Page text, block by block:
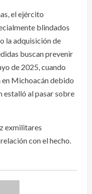
el ejército
blindados
la adquisición de
buscan prevenir
de 2025, cuando
Michoacán debido
estalló al pasar sobre
exmilitares
con el hecho.